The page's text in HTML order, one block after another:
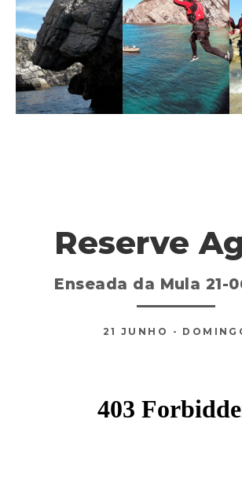
Reserve
Enseada da Mula 21-
21JUNHO -